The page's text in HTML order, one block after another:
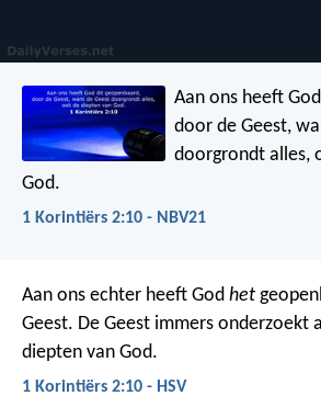
Aan ons heeft
door de Geest,
doorgrondt alles,
God.
1 Korintiërs 2:10 - NBV21
Aan ons echter heeft God het
Geest. De Geest immers onderzoekt
diepten van God.
1 Korintiërs 2:10 - HSV